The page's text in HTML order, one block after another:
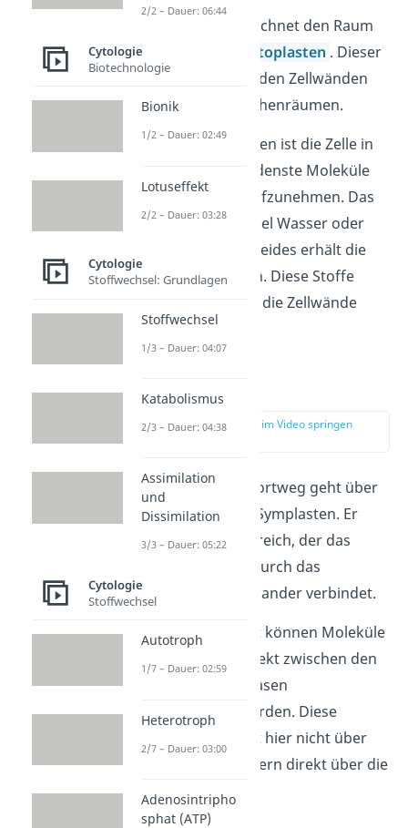
Der Apoplast bezeichnet den Raum
außerhalb des
Protoplasten . Dieser
Raum besteht aus den Zellwänden
und allen Zellzwischenräumen.
Über den Apoplasten ist die Zelle in
der Lage, verschiedenste Moleküle
oder Mineralien aufzunehmen. Das
können zum Beispiel Wasser oder
Magnesium sein. Beides erhält die
Pflanze vom Boden. Diese Stoffe
werden dann über die Zellwände
verbreitet.
Symplast
zur Stelle im Video springen
Der zweite Transportweg geht über
den sogenannten Symplasten. Er
bezeichnet den Bereich, der das
Innere der Zellen durch das
Cytoplasma
miteinander verbindet.
Über den Symplast können Moleküle
und Mineralien direkt zwischen den
jeweiligen Protoplasen
weitergegeben werden. Diese
Weitergabe erfolgt hier nicht über
die Zellwand, sondern direkt über die
Plasmodesmen.
2/2 – Dauer: 06:44
Cytologie
Biotechnologie
Bionik
1/2 – Dauer: 02:49
Lotuseffekt
2/2 – Dauer: 03:28
Cytologie
Stoffwechsel: Grundlagen
Stoffwechsel
1/3 – Dauer: 04:07
Katabolismus
2/3 – Dauer: 04:38
Assimilation
und
Dissimilation
3/3 – Dauer: 05:22
Cytologie
Stoffwechsel
Autotroph
1/7 – Dauer: 02:59
Heterotroph
2/7 – Dauer: 03:00
Adenosintripho
sphat (ATP)